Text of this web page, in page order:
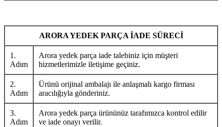
ARORA YEDEK PARÇA İADE SÜRECİ
1.
Adım
Arora yedek parça iade talebiniz için müşteri
hizmetlerimizle iletişime geçiniz.
2.
Adım
Ürünü orijinal ambalajı ile anlaşmalı kargo firması
aracılığıyla gönderiniz.
3.
Adım
Arora yedek parça ürününüz tarafımızca kontrol edilir
ve iade onayı verilir.